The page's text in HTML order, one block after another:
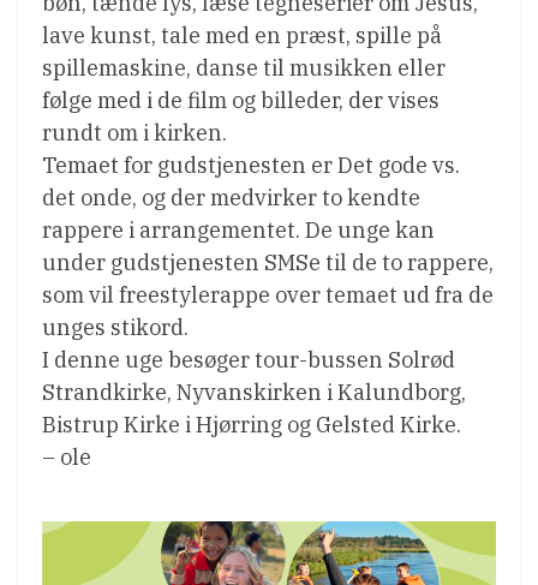
lave kunst, tale med en præst, spille på
spillemaskine, danse til musikken eller
følge med i de film og billeder, der vises
rundt om i kirken.
Temaet for gudstjenesten er Det gode vs.
det onde, og der medvirker to kendte
rappere i arrangementet. De unge kan
under gudstjenesten SMSe til de to rappere,
som vil freestylerappe over temaet ud fra de
unges stikord.
I denne uge besøger tour-bussen Solrød
Strandkirke, Nyvanskirken i Kalundborg,
Bistrup Kirke i Hjørring og Gelsted Kirke.
– ole